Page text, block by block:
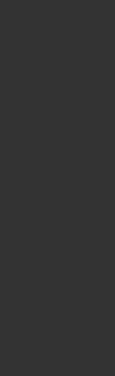
DE TIRANTES CON